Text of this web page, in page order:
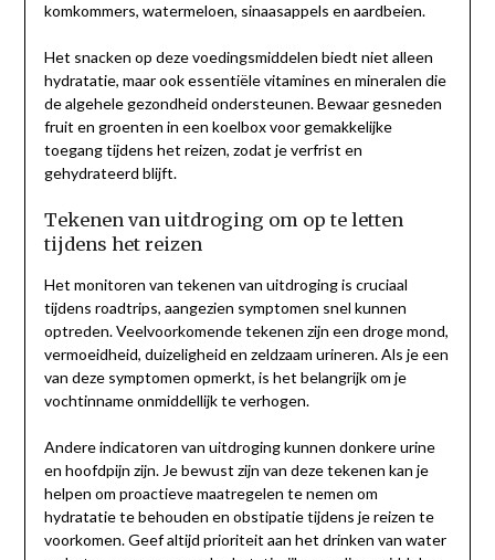
komkommers, watermeloen, sinaasappels en aardbeien.
Het snacken op deze voedingsmiddelen biedt niet alleen
hydratatie, maar ook essentiële vitamines en mineralen die
de algehele gezondheid ondersteunen. Bewaar gesneden
fruit en groenten in een koelbox voor gemakkelijke
toegang tijdens het reizen, zodat je verfrist en
gehydrateerd blijft.
Tekenen van uitdroging om op te letten
tijdens het reizen
Het monitoren van tekenen van uitdroging is cruciaal
tijdens roadtrips, aangezien symptomen snel kunnen
optreden. Veelvoorkomende tekenen zijn een droge mond,
vermoeidheid, duizeligheid en zeldzaam urineren. Als je een
van deze symptomen opmerkt, is het belangrijk om je
vochtinname onmiddellijk te verhogen.
Andere indicatoren van uitdroging kunnen donkere urine
en hoofdpijn zijn. Je bewust zijn van deze tekenen kan je
helpen om proactieve maatregelen te nemen om
hydratatie te behouden en obstipatie tijdens je reizen te
voorkomen. Geef altijd prioriteit aan het drinken van water